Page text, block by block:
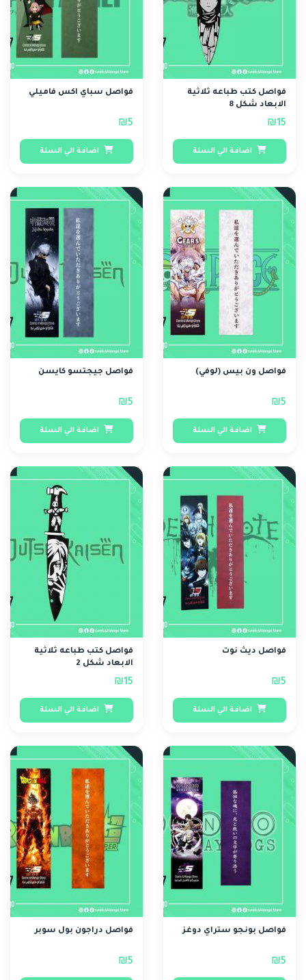
فواصل كتب طباعه ثلاثية
الابعاد شكل 8
₪15
اضافة الي السلة
فواصل سباي اكس فاميلي
₪5
اضافة الي السلة
فواصل ون بيس (لوفي)
₪5
اضافة الي السلة
فواصل جيجتسو كايسن
₪5
اضافة الي السلة
فواصل ديث نوت
₪5
اضافة الي السلة
فواصل كتب طباعه ثلاثية
الابعاد شكل 2
₪15
اضافة الي السلة
فواصل بونجو ستراي دوغز
₪5
فواصل دراجون بول سوبر
₪5